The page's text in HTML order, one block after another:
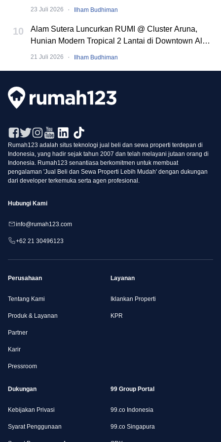
23 Juli 2026 · Ilham Budhiman
10
Alam Sutera Luncurkan RUMI @ Cluster Aruna,
Hunian Modern Tropical 2 Lantai di Downtown Alam
Sutera
21 Juli 2026 · Ilham Budhiman
Rumah123 adalah situs teknologi jual beli dan sewa properti terdepan di
Indonesia, yang hadir sejak tahun 2007 dan telah melayani jutaan orang di
Indonesia. Rumah123 senantiasa berkomitmen untuk membuat
pengalaman 'Jual Beli dan Sewa Properti Lebih Mudah' dengan dukungan
dari developer terkemuka serta agen profesional.
Perusahaan
Tentang Kami
Produk & Layanan
Partner
Karir
Pressroom
Layanan
Iklankan Properti
KPR
Dukungan
Kebijakan Privasi
Syarat Penggunaan
99 Group Portal
99.co Indonesia
99.co Singapura
Hubungi Kami
info@rumah123.com
+62 21 30496123